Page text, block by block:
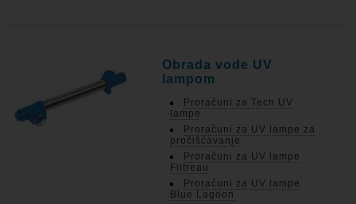
Obrada vode UV
lampom
Proračuni za Tech UV
lampe
Proračuni za UV lampe za
pročišćavanje
Proračuni za UV lampe
Filtreau
Proračuni za UV lampe
Blue Lagoon